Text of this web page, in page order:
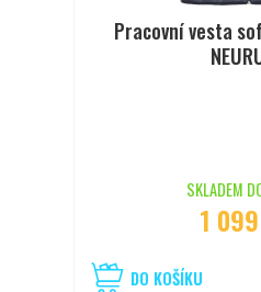
Pracovní vesta
SKLADEM
1
DO KOŠÍKU